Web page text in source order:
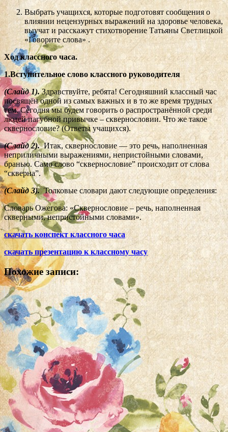
Выбрать учащихся, которые подготовят сообщения о
влиянии нецензурных выражений на здоровье человека,
выучат и расскажут стихотворение Татьяны Светлицкой
«Говорите слова» .
Ход классного часа.
1.Вступительное слово классного руководителя
(Слайд 1).Здравствуйте, ребята! Сегодняшний классный час
посвящён одной из самых важных и в то же время трудных
тем. Сегодня мы будем говорить о распространённой среди
людей пагубной привычке – сквернословии. Что же такое
сквернословие? (Ответы учащихся).
(Слайд 2).Итак, сквернословие — это речь, наполненная
неприличными выражениями, непристойными словами,
бранью. Само слово “сквернословие” происходит от слова
“скверна”.
(Слайд 3).Толковые словари дают следующие определения:
Словарь Ожегова: «Сквернословие – речь, наполненная
скверными, непристойными словами».
скачать конспект классного часа
скачать презентацию к классному часу
Похожие записи: